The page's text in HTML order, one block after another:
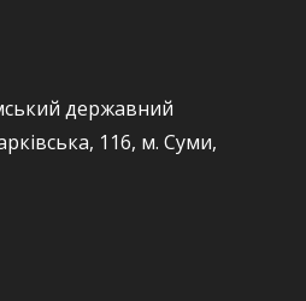
державний
116, м. Суми,